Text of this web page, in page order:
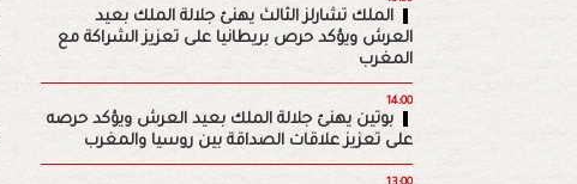
الملك تشارلز الثالث يهنئ جلالة الملك بعيد
العرش ويؤكد حرص بريطانيا على تعزيز الشراكة مع
المغرب
14:00
بوتين يهنئ جلالة الملك بعيد العرش ويؤكد حرصه
على تعزيز علاقات الصداقة بين روسيا والمغرب